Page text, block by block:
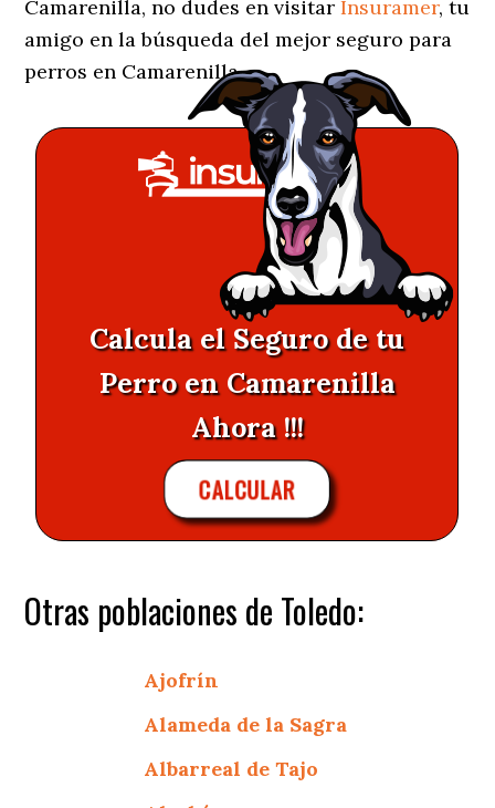
Camarenilla, no dudes en visitarInsuramer, tu
amigo en la búsqueda del mejor seguro para
perros en Camarenilla.
Calcula el Seguro de tu
Perro en Camarenilla
Ahora !!!
CALCULAR
Otras poblaciones de Toledo:
Ajofrín
Alameda de la Sagra
Albarreal de Tajo